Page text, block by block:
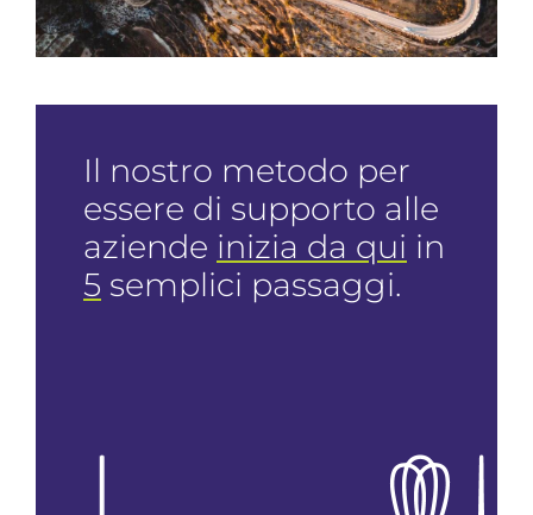
Il nostro metodo per
essere di supporto alle
aziende inizia da qui in
5 semplici passaggi.